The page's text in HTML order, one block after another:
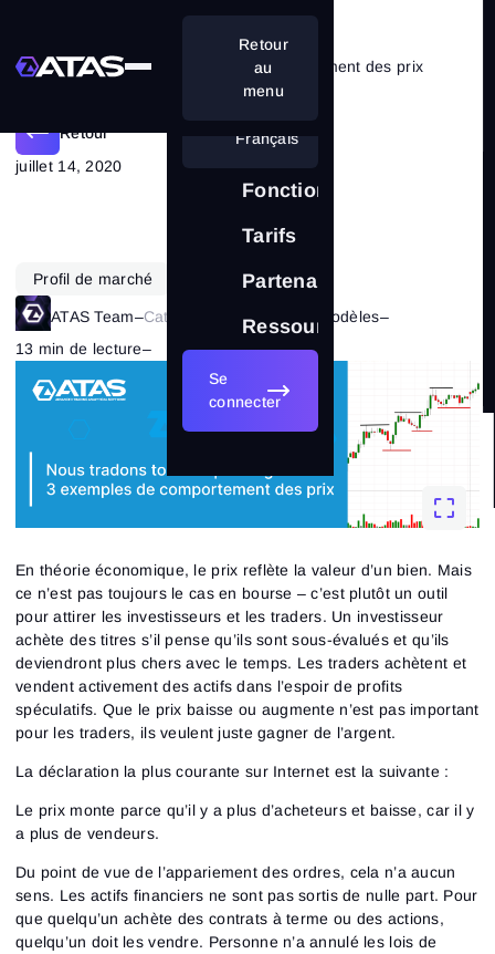
Fonctionnalités
Tarifs
Partenariat
Ressources
Français
Se
connecter
Retour
au
menu
3 exemples révélant du comportement des prix
Retour
juillet 14, 2020
Profil de marché
ATAS Team–Catégorie: Stratégies & modèles–
13 min de lecture– 2244
En théorie économique, le prix reflète la valeur d’un bien. Mais
ce n’est pas toujours le cas en bourse – c’est plutôt un outil
pour attirer les investisseurs et les traders. Un investisseur
achète des titres s’il pense qu’ils sont sous-évalués et qu’ils
deviendront plus chers avec le temps. Les traders achètent et
vendent activement des actifs dans l’espoir de profits
spéculatifs. Que le prix baisse ou augmente n’est pas important
pour les traders, ils veulent juste gagner de l’argent.
La déclaration la plus courante sur Internet est la suivante :
Le prix monte parce qu’il y a plus d’acheteurs et baisse, car il y
a plus de vendeurs.
Du point de vue de l’appariement des ordres, cela n’a aucun
sens. Les actifs financiers ne sont pas sortis de nulle part. Pour
que quelqu’un achète des contrats à terme ou des actions,
quelqu’un doit les vendre. Personne n’a annulé les lois de